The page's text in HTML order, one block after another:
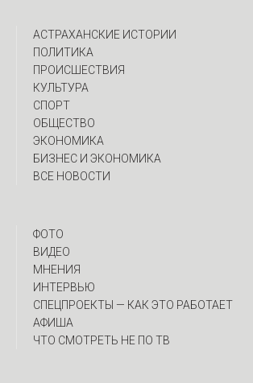
АСТРАХАНСКИЕ ИСТОРИИ
ПОЛИТИКА
ПРОИСШЕСТВИЯ
КУЛЬТУРА
СПОРТ
ОБЩЕСТВО
ЭКОНОМИКА
БИЗНЕС И ЭКОНОМИКА
ВСЕ НОВОСТИ
ФОТО
ВИДЕО
МНЕНИЯ
ИНТЕРВЬЮ
CПЕЦПРОЕКТЫ — КАК ЭТО РАБОТАЕТ
АФИША
ЧТО СМОТРЕТЬ НЕ ПО ТВ